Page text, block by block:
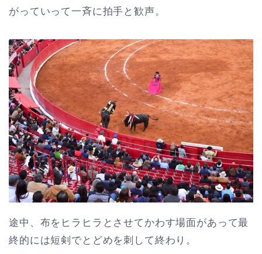
がっていって一斉に拍手と歓声。
途中、布をヒラヒラとさせてかわす場面があって最
終的には短剣でとどめを刺して終わり。